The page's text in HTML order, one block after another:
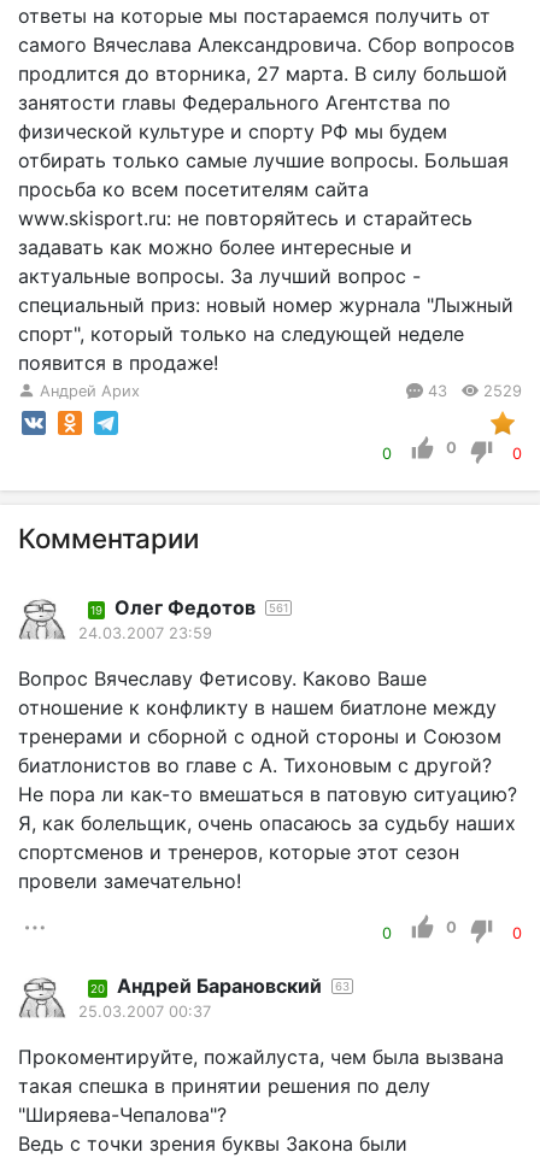
ответы на которые мы постараемся получить от
самого Вячеслава Александровича. Сбор вопросов
продлится до вторника, 27 марта. В силу большой
занятости главы Федерального Агентства по
физической культуре и спорту РФ мы будем
отбирать только самые лучшие вопросы. Большая
просьба ко всем посетителям сайта
www.skisport.ru: не повторяйтесь и старайтесь
задавать как можно более интересные и
актуальные вопросы. За лучший вопрос -
специальный приз: новый номер журнала "Лыжный
спорт", который только на следующей неделе
появится в продаже!
Андрей Арих 43 2529
0 0 0
Комментарии
19 Олег Федотов 561
24.03.2007 23:59
Вопрос Вячеславу Фетисову. Каково Ваше
отношение к конфликту в нашем биатлоне между
тренерами и сборной с одной стороны и Союзом
биатлонистов во главе с А. Тихоновым с другой?
Не пора ли как-то вмешаться в патовую ситуацию?
Я, как болельщик, очень опасаюсь за судьбу наших
спортсменов и тренеров, которые этот сезон
провели замечательно!
0 0 0
20 Андрей Барановский 63
25.03.2007 00:37
Прокоментируйте, пожайлуста, чем была вызвана
такая спешка в принятии решения по делу
"Ширяева-Чепалова"?
Ведь с точки зрения буквы Закона были